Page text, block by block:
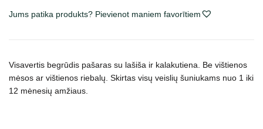
maistas
šuniukams
daudzums
Jums patika produkts? Pievienot maniem favorītiem
Visavertis begrūdis pašaras su lašiša ir kalakutiena. Be vištienos
mėsos ar vištienos riebalų. Skirtas visų veislių šuniukams nuo 1 iki
12 mėnesių amžiaus.